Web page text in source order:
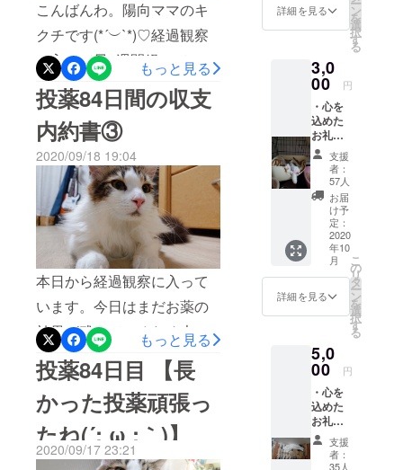
FIPは分からないことが多す
ぎるからです。半年後、1年
後、2年後、その先、どのく
らい生きるかは分かりませ
ん。しかし、私はこの半年
間を後悔することはありま
せん。どんな結果になった
としても、陽向は頑張って
薬を飲んで、頑張って生き
てくれています。それだけ
で立派に生きたね、と誇れ
る気がするから。今でもFIP
と戦っている子達が沢山い
ることに心が痛いです(´；
ω；｀)全員が全員救われて
欲しいと思うのですが中々
そうもいかない現実にこの
病気の難しさに打ちひしが
前回よりは下がりました
が、それでも基準値よりも
上なので問題ないそうで
す！リンパ節が通常の子よ
りも大きいのはあまり気に
しなくていいとも言われま
した。そこは様子見になり
ます。現状では元気もあ
り、食欲も戻ってきている
ので杞憂で何よりです(ToT)
前回の検診では4,500gでし
たが今回は4,750gと更に大
きくなりました!!太りす
ぎ…？汗そろそろ体重の増
加が緩やかになっても良い
年頃ですがまだまだ成長す
るみたいですね～笑10/15で
陽向は9ヶ月です٩(*´꒳
`*)۶°˖✧おめでとう陽向!!よく
こんばんわ。陽向ママのキ
クチです(*´︶`*)♡経過観察
に入って早2週間経っていま
すが陽向はすこぶる元気に
過ごしています！今日は経
過観察に入ってから第一回
目の検診になります。投薬
してから2ヶ月の間A/G比が
上がらずに苦悩していた時
があったので検診が不安で
仕方ありませんでした…。
結果としては…とても《良
好》だそうです٩(*´꒳`*)۶°˖✧
すべての数値が基準値内で
再発の兆候もなくA/G比が
0.9になっていました!!今ま
でで一番良い結果です!!まだ
経過観察に入って2週間なの
で油断は出来ません。1ヶ月
もっと見る
投薬84日間の収支
内約書③
2020/09/18 19:04
本日から経過観察に入って
います。今日はまだお薬の
効果が残っているため大丈
夫そうですが明日からが本
番ですね。再発の初期症状
は発熱からくることが多い
らしいので今日から熱を測
ることにしました。お熱は
もっと見る
投薬84日目 【長
かった投薬頑張っ
たね(´; ω ;｀)】
2020/09/17 23:21
詳細を見る ン
を
選
択
す
る
3,0
00 円
・心を
込めた
お礼の
メール
・陽向
の写真3
枚（画
像はラ
ンダ
ム） を
送らせ
ていた
だきま
す。
支援
者：
57人
お届
け予
定：
2020
年10
月
詳細を見る
こ
の
リ
タ
ー
ン
を
選
択
す
る
5,0
00 円
・心を
込めた
お礼の
メール
・陽向
の写真
支援
者：
35人